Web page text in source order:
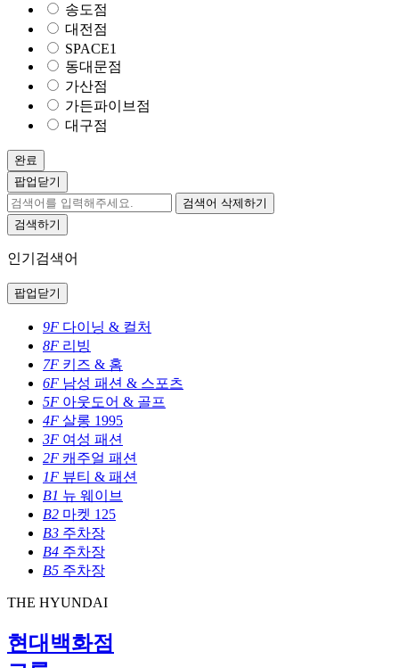
송도점
대전점
SPACE1
동대문점
가산점
가든파이브점
대구점
완료
팝업닫기
검색어 삭제하기
검색하기
인기검색어
팝업닫기
9F 다이닝 & 컬처
8F 리빙
7F 키즈 & 홈
6F 남성 패션 & 스포츠
5F 아웃도어 & 골프
4F 살롱 1995
3F 여성 패션
2F 캐주얼 패션
1F 뷰티 & 패션
B1 뉴 웨이브
B2 마켓 125
B3 주차장
B4 주차장
B5 주차장
THE HYUNDAI
현대백화점